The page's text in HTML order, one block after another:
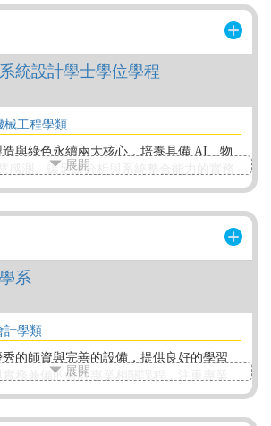
決問題之能力為目標，為下一個世代的航
出適當的人才，航太系的畢業生在就業
力。
統設計學士學位學程
械工程學類
與綠色永續兩大核心，培養具備 AI、物
感測、碳足跡分析與系統整合能力的實務
面導入 CDIO（構思、設計、實作、操
展開
系
計學類
的師資與完善的設備，提供良好的學習
實務兼備的會計專業相關課程，注重專業
實務知能的培育，並強調優質人格的訓
展開